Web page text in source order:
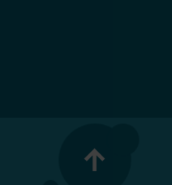
↑